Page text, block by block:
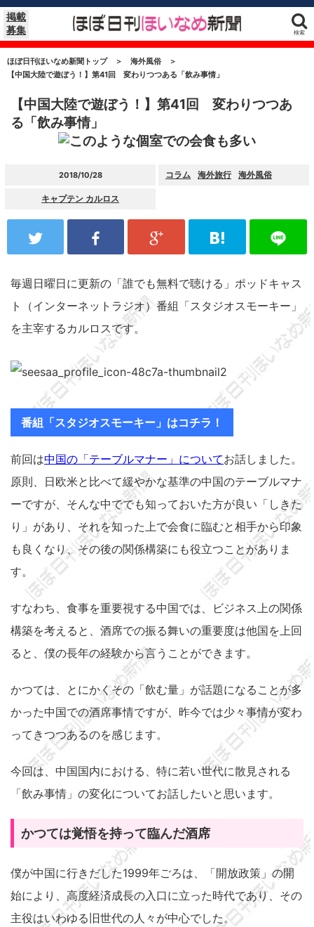
掲載
募集
検索
ほぼ日刊ほいなめ新聞トップ ＞ 海外風俗
＞
【中国大陸で遊ぼう！】第41回 変わりつつある「飲み事情」
【中国大陸で遊ぼう！】第41回 変わりつつあ
る「飲み事情」
2018/10/28 コラム 海外旅行 海外風俗
キャプテン カルロス
毎週日曜日に更新の「誰でも無料で聴ける」ポッドキャス
ト（インターネットラジオ）番組「スタジオスモーキー」
を主宰するカルロスです。
番組「スタジオスモーキー」はコチラ！
前回は中国の「テーブルマナー」についてお話しました。
原則、日欧米と比べて緩やかな基準の中国のテーブルマナ
ーですが、そんな中ででも知っておいた方が良い「しきた
り」があり、それを知った上で会食に臨むと相手から印象
も良くなり、その後の関係構築にも役立つことがありま
す。
すなわち、食事を重要視する中国では、ビジネス上の関係
構築を考えると、酒席での振る舞いの重要度は他国を上回
ると、僕の長年の経験から言うことができます。
かつては、とにかくその「飲む量」が話題になることが多
かった中国での酒席事情ですが、昨今では少々事情が変わ
ってきつつあるのを感じます。
今回は、中国国内における、特に若い世代に散見される
「飲み事情」の変化についてお話したいと思います。
かつては覚悟を持って臨んだ酒席
僕が中国に行きだした1999年ごろは、「開放政策」の開
始により、高度経済成長の入口に立った時代であり、その
主役はいわゆる旧世代の人々が中心でした。